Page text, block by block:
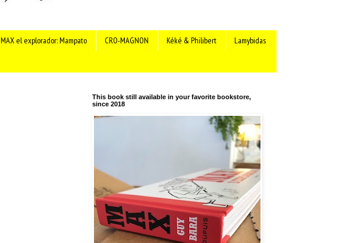
MAX el explorador: Mampato CRO-MAGNON Kéké & Philibert
Lamybidas
This book still available in your favorite bookstore,
since 2018